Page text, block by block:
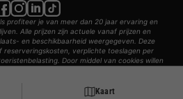
Kaart
profiteer je van meer dan 20 jaar ervaring en
Alle prijzen zijn actuele vanaf prijzen en
en beschikbaarheid weergegeven. Deze
reserveringskosten, verplichte toeslagen per
Door middel van cookies willen
voorbehouden.